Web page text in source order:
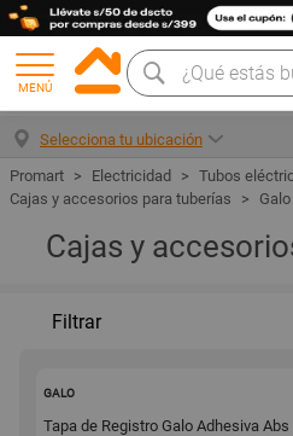
MENÚ
Selecciona tu ubicación
Electricidad
Tubos
Cajas y accesorios para tuberías
Galo
Cajas y
Filtrar
GALO
Tapa de Registro Galo Adhesiva